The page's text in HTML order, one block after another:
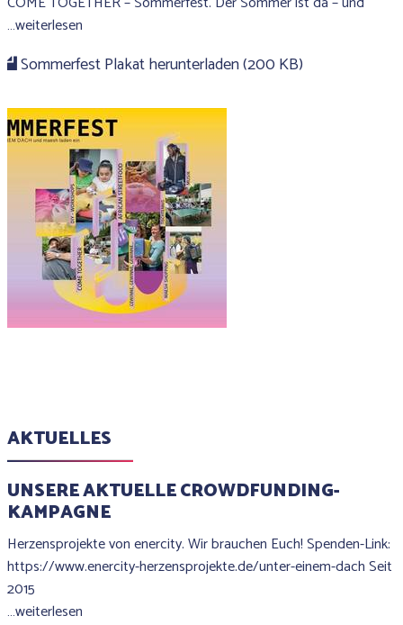
…weiterlesen
Sommerfest Plakat herunterladen (200 KB)
AKTUELLES
UNSERE AKTUELLE CROWDFUNDING-
KAMPAGNE
Herzensprojekte von enercity. Wir brauchen Euch! Spenden-Link:
https://www.enercity-herzensprojekte.de/unter-einem-dach Seit
2015
…weiterlesen